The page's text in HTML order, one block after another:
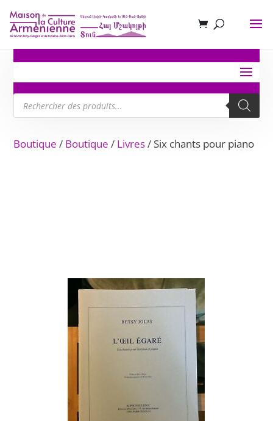
Recherche
de
produits
Boutique / Boutique / Livres/ Six chants pour piano